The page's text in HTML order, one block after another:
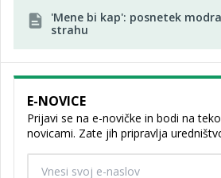
'Mene bi kap': posnetek
strahu
E-NOVICE
Prijavi se na e-novičke in bodi na
novicami. Zate jih pripravlja